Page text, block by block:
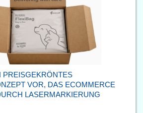
PREISGEKRÖNTES
VOR, DAS ECOMMERCE
LASERMARKIERUNG